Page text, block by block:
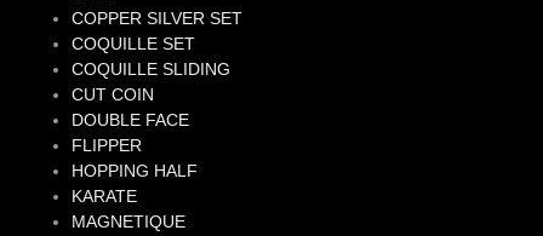
COPPER SILVER SET
COQUILLE SET
COQUILLE SLIDING
CUT COIN
DOUBLE FACE
FLIPPER
HOPPING HALF
KARATE
MAGNETIQUE